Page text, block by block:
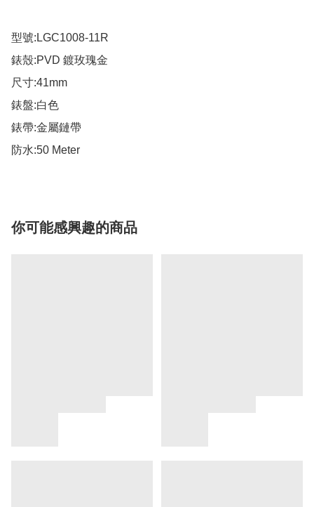
型號:LGC1008-11R
錶殼:PVD 鍍玫瑰金
尺寸:41mm
錶盤:白色
錶帶:金屬鏈帶
防水:50 Meter
你可能感興趣的商品